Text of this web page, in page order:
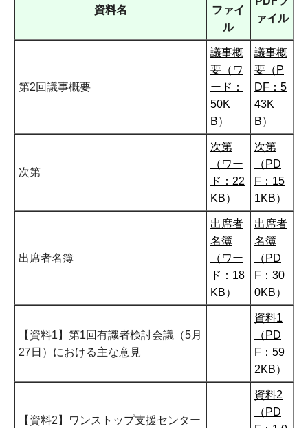
資料名
ファイ
ル
ァイル
第2回議事概要
議事概
要（ワ
ード：
50K
B）
議事概
要（P
DF：5
43K
B）
次第
次第
（ワー
ド：22
KB）
次第
（PD
F：15
1KB）
出席者名簿
出席者
名簿
（ワー
ド：18
KB）
出席者
名簿
（PD
F：30
0KB）
【資料1】第1回有識者検討会議（5月
27日）における主な意見
資料1
（PD
F：59
2KB）
【資料2】ワンストップ支援センター
資料2
（PD